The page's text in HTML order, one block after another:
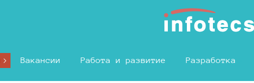
Вакансии Работа и развитие Разработка